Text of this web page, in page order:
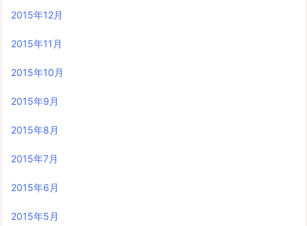
2015年12月
2015年11月
2015年10月
2015年9月
2015年8月
2015年7月
2015年6月
2015年5月